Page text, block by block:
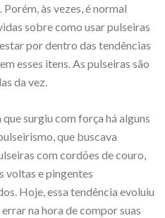
Porém, às vezes, é normal
sobre como usar pulseiras
por dentro das tendências
esses itens. As pulseiras são
da vez.
que surgiu com força há alguns
que buscava
com cordões de couro,
voltas e pingentes
Hoje, essa tendência evoluiu
errar na hora de compor suas